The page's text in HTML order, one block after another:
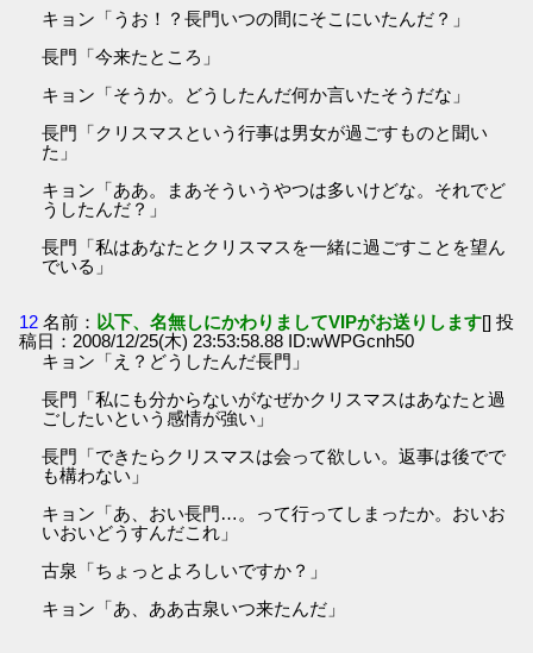
キョン「うお！？長門いつの間にそこにいたんだ？」
長門「今来たところ」
キョン「そうか。どうしたんだ何か言いたそうだな」
長門「クリスマスという行事は男女が過ごすものと聞い
た」
キョン「ああ。まあそういうやつは多いけどな。それでど
うしたんだ？」
長門「私はあなたとクリスマスを一緒に過ごすことを望ん
でいる」
12 名前： 以下、名無しにかわりましてVIPがお送りします[] 投
稿日：2008/12/25(木) 23:53:58.88 ID:wWPGcnh50
キョン「え？どうしたんだ長門」
長門「私にも分からないがなぜかクリスマスはあなたと過
ごしたいという感情が強い」
長門「できたらクリスマスは会って欲しい。返事は後でで
も構わない」
キョン「あ、おい長門…。って行ってしまったか。おいお
いおいどうすんだこれ」
古泉「ちょっとよろしいですか？」
キョン「あ、ああ古泉いつ来たんだ」